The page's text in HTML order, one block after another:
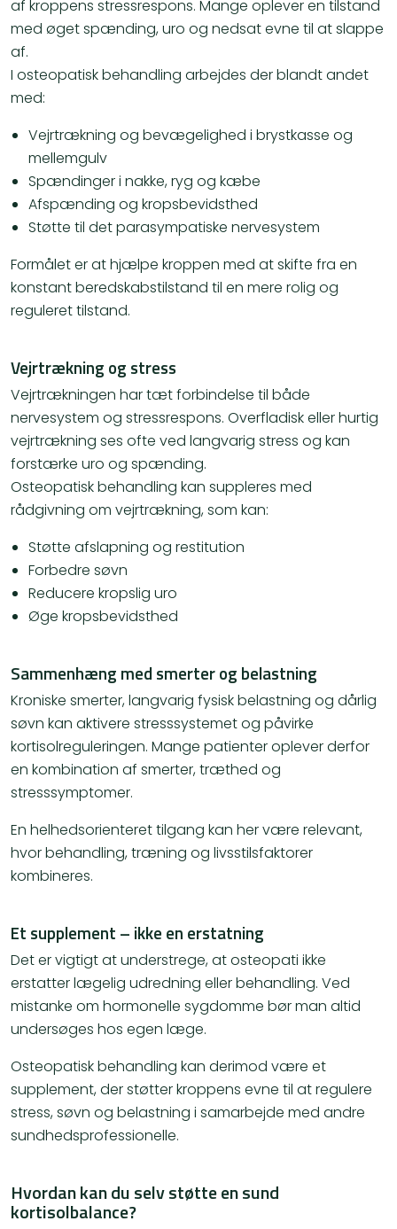
af kroppens stressrespons. Mange oplever en tilstand
med øget spænding, uro og nedsat evne til at slappe
af.
I osteopatisk behandling arbejdes der blandt andet
med:
Vejrtrækning og bevægelighed i brystkasse og
mellemgulv
Spændinger i nakke, ryg og kæbe
Afspænding og kropsbevidsthed
Støtte til det parasympatiske nervesystem
Formålet er at hjælpe kroppen med at skifte fra en
konstant beredskabstilstand til en mere rolig og
reguleret tilstand.
Vejrtrækning og stress
Vejrtrækningen har tæt forbindelse til både
nervesystem og stressrespons. Overfladisk eller hurtig
vejrtrækning ses ofte ved langvarig stress og kan
forstærke uro og spænding.
Osteopatisk behandling kan suppleres med
rådgivning om vejrtrækning, som kan:
Støtte afslapning og restitution
Forbedre søvn
Reducere kropslig uro
Øge kropsbevidsthed
Sammenhæng med smerter og belastning
Kroniske smerter, langvarig fysisk belastning og dårlig
søvn kan aktivere stresssystemet og påvirke
kortisolreguleringen. Mange patienter oplever derfor
en kombination af smerter, træthed og
stresssymptomer.
En helhedsorienteret tilgang kan her være relevant,
hvor behandling, træning og livsstilsfaktorer
kombineres.
Et supplement – ikke en erstatning
Det er vigtigt at understrege, at osteopati ikke
erstatter lægelig udredning eller behandling. Ved
mistanke om hormonelle sygdomme bør man altid
undersøges hos egen læge.
Osteopatisk behandling kan derimod være et
supplement, der støtter kroppens evne til at regulere
stress, søvn og belastning i samarbejde med andre
sundhedsprofessionelle.
Hvordan kan du selv støtte en sund
kortisolbalance?